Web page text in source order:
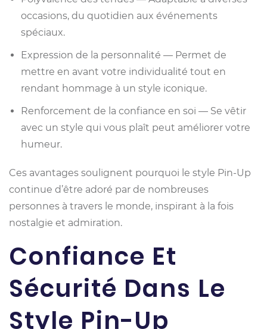
occasions, du quotidien aux événements
spéciaux.
Expression de la personnalité — Permet de
mettre en avant votre individualité tout en
rendant hommage à un style iconique.
Renforcement de la confiance en soi — Se vêtir
avec un style qui vous plaît peut améliorer votre
humeur.
Ces avantages soulignent pourquoi le style Pin-Up
continue d’être adoré par de nombreuses
personnes à travers le monde, inspirant à la fois
nostalgie et admiration.
Confiance Et
Sécurité Dans Le
Style Pin-Up